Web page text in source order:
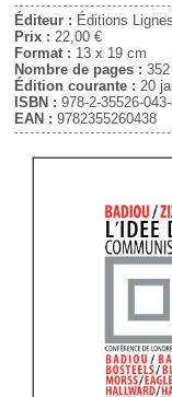
Éditeur : Éditions Lignes
Prix : 22,00 €
Format : 13 x 19 cm
Nombre de pages :
Édition courante : 20
ISBN : 978-2-35526-
EAN : 9782355260438